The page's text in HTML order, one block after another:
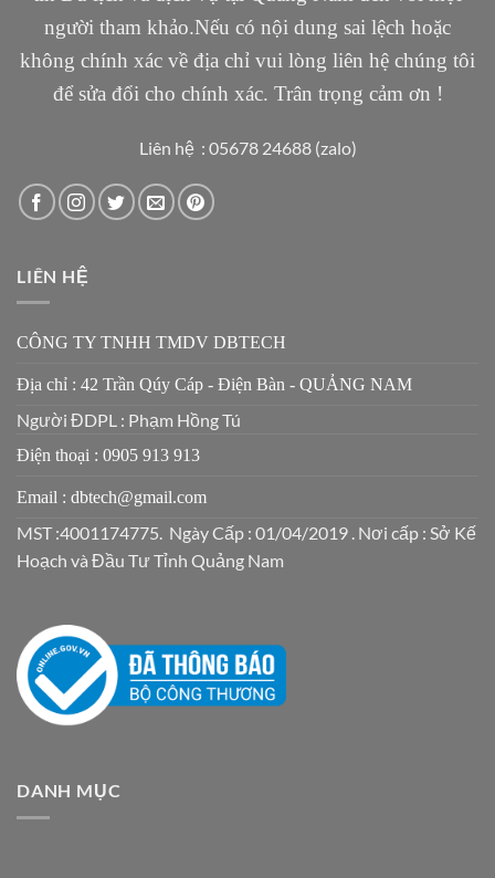
người tham khảo.Nếu có nội dung sai lệch hoặc
không chính xác về địa chỉ vui lòng liên hệ chúng tôi
để sửa đổi cho chính xác. Trân trọng cảm ơn !
Liên hệ : 05678 24688 (zalo)
LIÊN HỆ
CÔNG TY TNHH TMDV DBTECH
Địa chỉ : 42 Trần Qúy Cáp - Điện Bàn - QUẢNG NAM
Người ĐDPL : Phạm Hồng Tú
Điện thoại : 0905 913 913
Email : dbtech@gmail.com
MST :4001174775. Ngày Cấp : 01/04/2019 . Nơi cấp : Sở Kế
Hoạch và Đầu Tư Tỉnh Quảng Nam
DANH MỤC